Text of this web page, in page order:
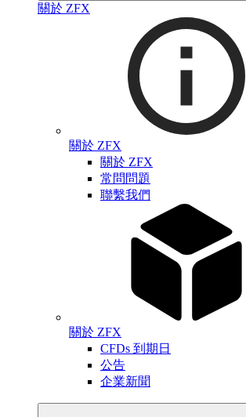
關於 ZFX
關於 ZFX
關於 ZFX
常問問題
聯繫我們
關於 ZFX
CFDs 到期日
公告
企業新聞